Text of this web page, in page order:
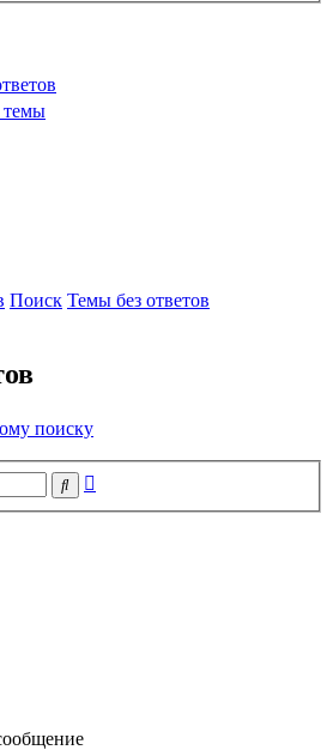
Поиск Темы без ответов
поиску
Поиск